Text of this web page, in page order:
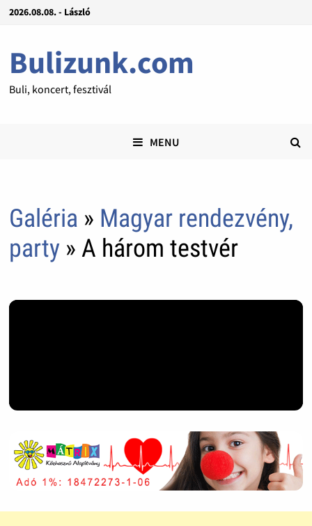
2026.08.08. - László
Bulizunk.com
Buli, koncert, fesztivál
MENU
Galéria » Magyar rendezvény,
party» A három testvér